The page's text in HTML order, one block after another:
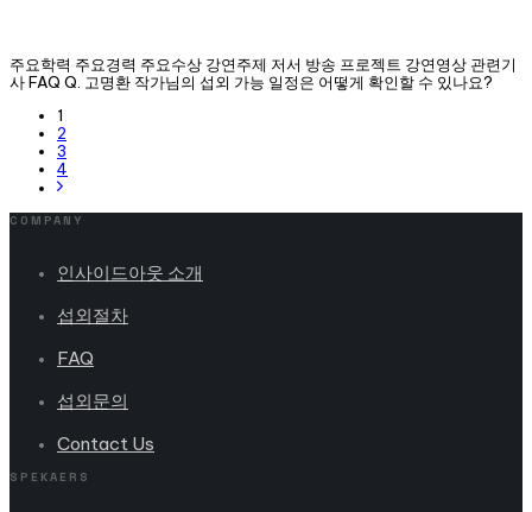
주요학력 주요경력 주요수상 강연주제 저서 방송 프로젝트 강연영상 관련기
사 FAQ Q. 고명환 작가님의 섭외 가능 일정은 어떻게 확인할 수 있나요?
1
2
3
4
COMPANY
인사이드아웃 소개
섭외절차
FAQ
섭외문의
Contact Us
SPEKAERS